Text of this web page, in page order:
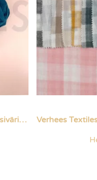
Double gauze, yksiväriset
Verhees